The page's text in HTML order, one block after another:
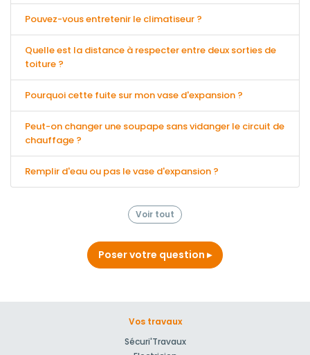
Pouvez-vous entretenir le climatiseur ?
Quelle est la distance à respecter entre deux sorties de
toiture ?
Pourquoi cette fuite sur mon vase d'expansion ?
Peut-on changer une soupape sans vidanger le circuit de
chauffage ?
Remplir d'eau ou pas le vase d'expansion ?
Voir tout
Poser votre question
Vos travaux
Sécuri'Travaux